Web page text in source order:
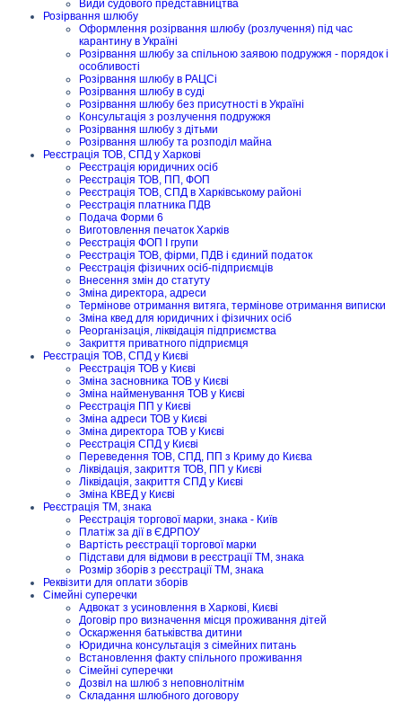
Види судового представництва
Розірвання шлюбу
Оформлення розірвання шлюбу (розлучення) під час
карантину в Україні
Розірвання шлюбу за спільною заявою подружжя - порядок і
особливості
Розірвання шлюбу в РАЦСі
Розірвання шлюбу в суді
Розірвання шлюбу без присутності в Україні
Консультація з розлучення подружжя
Розірвання шлюбу з дітьми
Розірвання шлюбу та розподіл майна
Реєстрація ТОВ, СПД у Харкові
Реєстрація юридичних осіб
Реєстрація ТОВ, ПП, ФОП
Реєстрація ТОВ, СПД в Харківському районі
Реєстрація платника ПДВ
Подача Форми 6
Виготовлення печаток Харків
Реєстрація ФОП I групи
Реєстрація ТОВ, фірми, ПДВ і єдиний податок
Реєстрація фізичних осіб-підприємців
Внесення змін до статуту
Зміна директора, адреси
Термінове отримання витяга, термінове отримання виписки
Зміна квед для юридичних і фізичних осіб
Реорганізація, ліквідація підприємства
Закриття приватного підприємця
Реєстрація ТОВ, СПД у Києві
Реєстрація ТОВ у Києві
Зміна засновника ТОВ у Києві
Зміна найменування ТОВ у Києві
Реєстрація ПП у Києві
Зміна адреси ТОВ у Києві
Зміна директора ТОВ у Києві
Реєстрація СПД у Києві
Переведення ТОВ, СПД, ПП з Криму до Києва
Ліквідація, закриття ТОВ, ПП у Києві
Ліквідація, закриття СПД у Києві
Зміна КВЕД у Києві
Реєстрація ТМ, знака
Реєстрація торгової марки, знака - Київ
Платіж за дії в ЄДРПОУ
Вартість реєстрації торгової марки
Підстави для відмови в реєстрації ТМ, знака
Розмір зборів з реєстрації ТМ, знака
Реквізити для оплати зборів
Сімейні суперечки
Адвокат з усиновлення в Харкові, Києві
Договір про визначення місця проживання дітей
Оскарження батьківства дитини
Юридична консультація з сімейних питань
Встановлення факту спільного проживання
Сімейні суперечки
Дозвіл на шлюб з неповнолітнім
Складання шлюбного договору